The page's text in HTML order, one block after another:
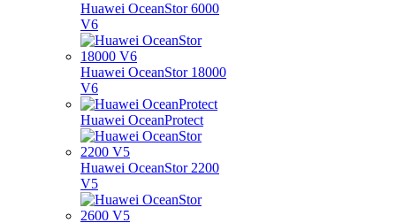
Huawei OceanStor 6000
V6
Huawei OceanStor 18000
V6
Huawei OceanProtect
Huawei OceanStor 2200
V5